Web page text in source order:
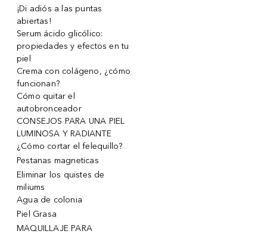
¡Di adiós a las puntas
abiertas!
Serum ácido glicólico:
propiedades y efectos en tu
piel
Crema con colágeno, ¿cómo
funcionan?
Cómo quitar el
autobronceador
CONSEJOS PARA UNA PIEL
LUMINOSA Y RADIANTE
¿Cómo cortar el felequillo?
Pestanas magneticas
Eliminar los quistes de
miliums
Agua de colonia
Piel Grasa
MAQUILLAJE PARA